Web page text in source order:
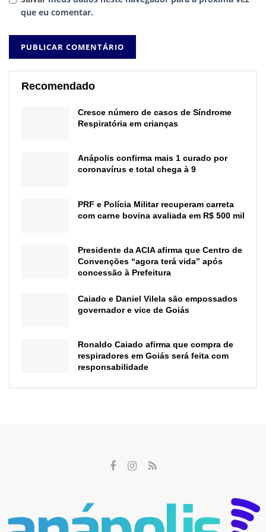
que eu comentar.
Recomendado
Cresce número de casos de Síndrome
Respiratória em crianças
Anápolis confirma mais 1 curado por
coronavírus e total chega à 9
PRF e Polícia Militar recuperam carreta
com carne bovina avaliada em R$ 500 mil
Presidente da ACIA afirma que Centro de
Convenções “agora terá vida” após
concessão à Prefeitura
Caiado e Daniel Vilela são empossados
governador e vice de Goiás
Ronaldo Caiado afirma que compra de
respiradores em Goiás será feita com
responsabilidade